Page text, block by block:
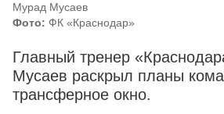
Мурад Мусаев
Фото: ФК «Краснодар»
Главный тренер
Мусаев раскрыл планы
трансферное окно.